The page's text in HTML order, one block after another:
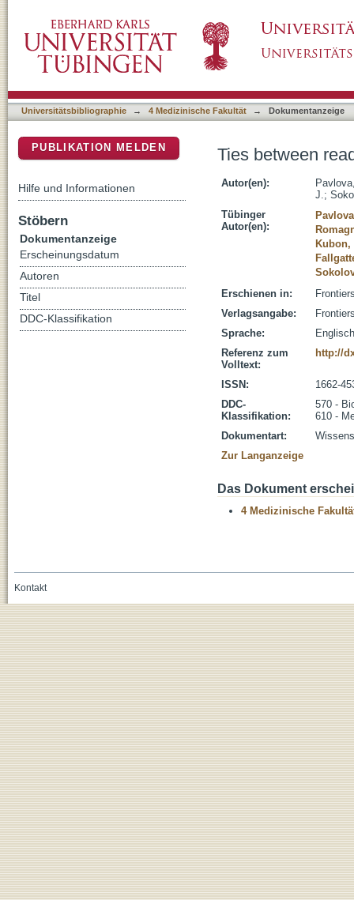
Universitätsbibliographie → 4 Medizinische Fakultät → Dokumentanzeige
Ties between
Autor(en):
J.;
Tübinger
Autor(en):
Erschienen in:
Verlagsangabe:
Sprache:
Englisch
Referenz zum
Volltext:
http://
ISSN:
1662-
DDC-
Klassifikation:
570 -
610 -
Dokumentart:
Zur Langanzeige
Das Dokument
4 Medizinische
PUBLIKATION MELDEN
Hilfe und Informationen
Stöbern
Dokumentanzeige
Erscheinungsdatum
Autoren
Titel
DDC-Klassifikation
Kontakt